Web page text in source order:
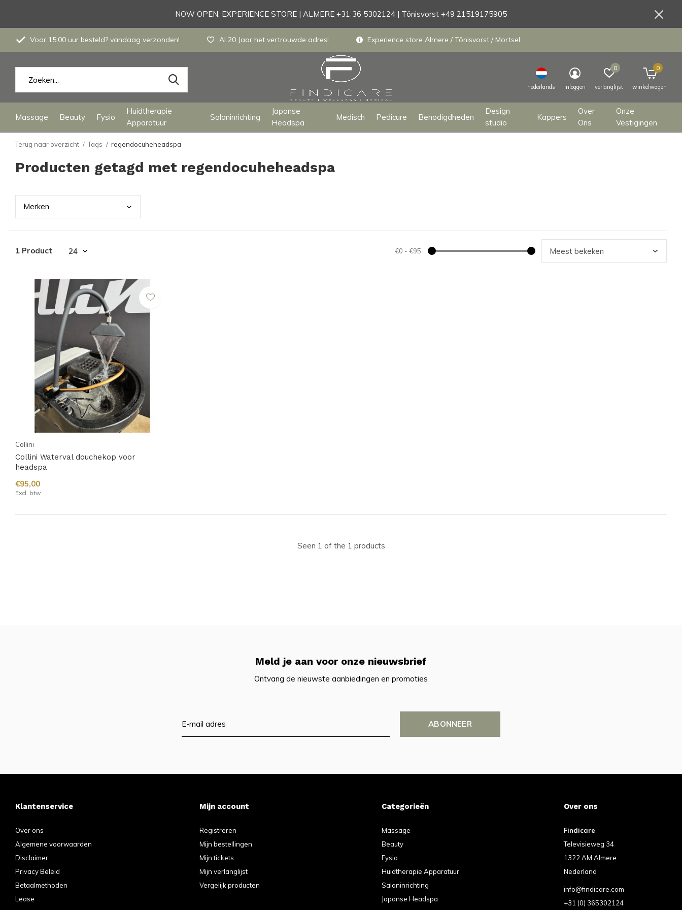
Massage Beauty Fysio
Huidtherapie
Apparatuur
Saloninrichting
Japanse
Headspa
Medisch Pedicure Benodigdheden
Design
studio
Kappers
Over
Ons
Onze
Vestigingen
nederlands inloggen verlanglijst
0
winkelwagen
0
Voor 15:00 uur besteld? vandaag verzonden! Al 20 Jaar het vertrouwde adres! Experience store Almere / Tönisvorst / Mortsel
NOW OPEN: EXPERIENCE STORE | ALMERE +31 36 5302124 | Tönisvorst +49 21519175905
Terug naar overzicht Tags regendocuheheadspa
Producten getagd met regendocuheheadspa
Merken
1 Product €0 - €95
Collini
Collini Waterval douchekop voor
headspa
€95,00
Excl. btw
Seen 1 of the 1 products
Meld je aan voor onze nieuwsbrief
Ontvang de nieuwste aanbiedingen en promoties
ABONNEER
Klantenservice
Over ons
Algemene voorwaarden
Disclaimer
Privacy Beleid
Betaalmethoden
Lease
Mijn account
Registreren
Mijn bestellingen
Mijn tickets
Mijn verlanglijst
Vergelijk producten
Categorieën
Massage
Beauty
Fysio
Huidtherapie Apparatuur
Saloninrichting
Japanse Headspa
Over ons
Findicare
Televisieweg 34
1322 AM Almere
Nederland
info@findicare.com
+31 (0) 365302124